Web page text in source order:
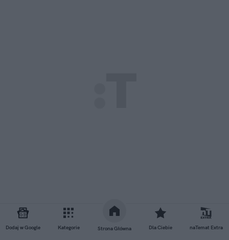
Dodaj w Google Kategorie Strona Główna Dla Ciebie naTemat Extra